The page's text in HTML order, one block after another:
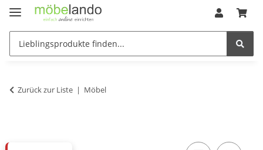
Zurück zur Liste Möbel